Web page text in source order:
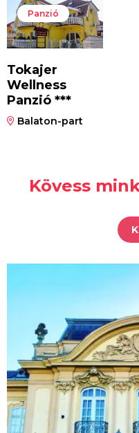
Panzió
Tokajer
Wellness
Panzió ***
Balaton-part
Kövess